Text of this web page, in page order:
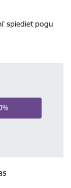
spiediet pogu